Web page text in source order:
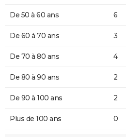
De 50 à 60 ans 6
De 60 à 70 ans 3
De 70 à 80 ans 4
De 80 à 90 ans 2
De 90 à 100 ans 2
Plus de 100 ans 0